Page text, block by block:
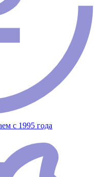
с 1995 года